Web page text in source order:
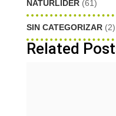
NATURLIDER (61)
SIN CATEGORIZAR (2)
Related